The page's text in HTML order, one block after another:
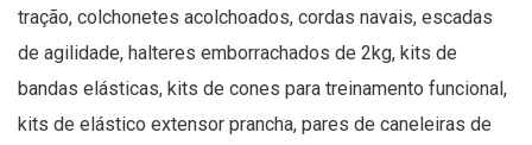
tração, colchonetes acolchoados, cordas navais, escadas
de agilidade, halteres emborrachados de 2kg, kits de
bandas elásticas, kits de cones para treinamento funcional,
kits de elástico extensor prancha, pares de caneleiras de